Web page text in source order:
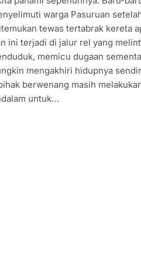
warga Pasuruan
tewas tertabrak kereta
ini terjadi di jalur rel yang
memicu dugaan
mengakhiri hidupnya
berwenang masih
untuk…